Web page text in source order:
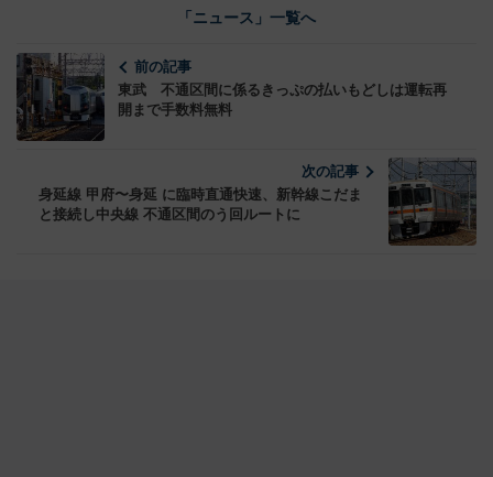
「ニュース」一覧へ
前の記事
東武 不通区間に係るきっぷの払いもどしは運転再
開まで手数料無料
次の記事
身延線 甲府〜身延 に臨時直通快速、新幹線こだま
と接続し中央線 不通区間のう回ルートに